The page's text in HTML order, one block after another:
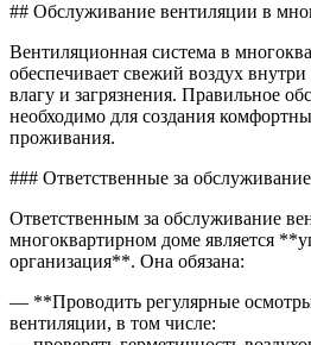
## Обслуживание вентиляции в
Вентиляционная система в
обеспечивает свежий воздух
влагу и загрязнения. Правильное
необходимо для создания
проживания.
### Ответственные за обслуживание
Ответственным за обслуживание
многоквартирном доме является
организация**. Она обязана:
— **Проводить регулярные
вентиляции, в том числе: